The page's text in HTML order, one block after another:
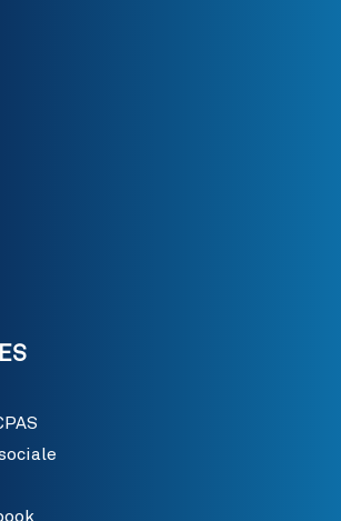
améliorer votre expérience